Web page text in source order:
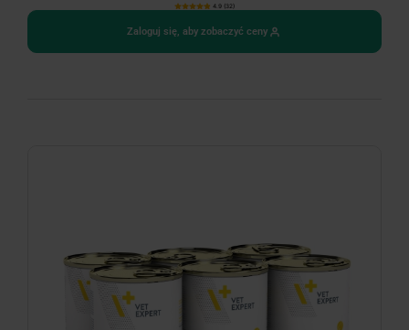
4.9 (32)
Zaloguj się, aby zobaczyć ceny